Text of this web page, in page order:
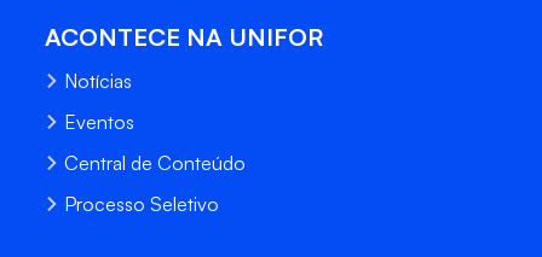
ACONTECE NA UNIFOR
Notícias
Eventos
Central de Conteúdo
Processo Seletivo